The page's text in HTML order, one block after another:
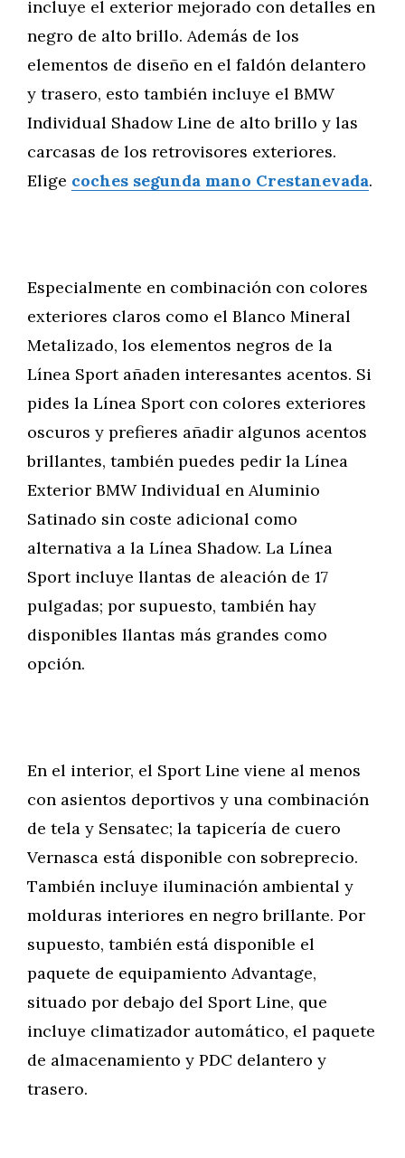
incluye el exterior mejorado con detalles en
negro de alto brillo. Además de los
elementos de diseño en el faldón delantero
y trasero, esto también incluye el BMW
Individual Shadow Line de alto brillo y las
carcasas de los retrovisores exteriores.
Elige coches segunda mano Crestanevada.
Especialmente en combinación con colores
exteriores claros como el Blanco Mineral
Metalizado, los elementos negros de la
Línea Sport añaden interesantes acentos. Si
pides la Línea Sport con colores exteriores
oscuros y prefieres añadir algunos acentos
brillantes, también puedes pedir la Línea
Exterior BMW Individual en Aluminio
Satinado sin coste adicional como
alternativa a la Línea Shadow. La Línea
Sport incluye llantas de aleación de 17
pulgadas; por supuesto, también hay
disponibles llantas más grandes como
opción.
En el interior, el Sport Line viene al menos
con asientos deportivos y una combinación
de tela y Sensatec; la tapicería de cuero
Vernasca está disponible con sobreprecio.
También incluye iluminación ambiental y
molduras interiores en negro brillante. Por
supuesto, también está disponible el
paquete de equipamiento Advantage,
situado por debajo del Sport Line, que
incluye climatizador automático, el paquete
de almacenamiento y PDC delantero y
trasero.